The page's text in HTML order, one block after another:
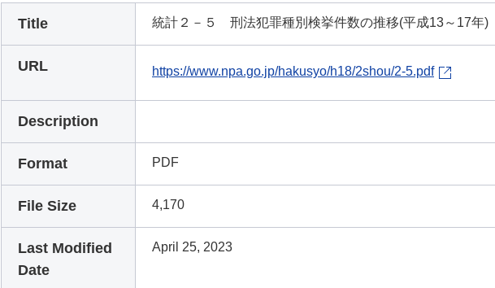
Title 統計２－５ 刑法犯罪種別検挙件数の推移(平成13～17年)
URL https://www.npa.go.jp/hakusyo/h18/2shou/2-5.pdf
Description
Format PDF
File Size 4,170
Last Modified
Date
April 25, 2023